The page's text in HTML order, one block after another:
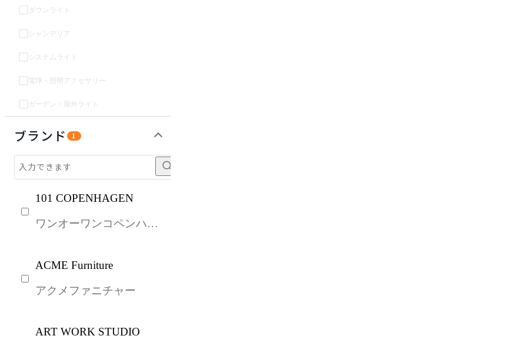
ダウンライト
シャンデリア
システムライト
電球・照明アクセサリー
ガーデン・屋外ライト
ブランド 1
101 COPENHAGEN
ワンオーワンコペンハー
ACME Furniture
アクメファニチャー
ART WORK STUDIO